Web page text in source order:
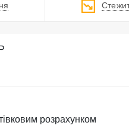
розрахунком